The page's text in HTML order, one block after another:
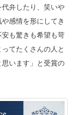
弁したり、笑いや
感情を形にしてき
も驚きも希望も苛
てたくさんの人と
います」と受賞の